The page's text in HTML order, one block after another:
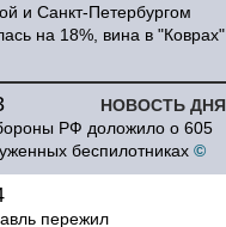
и Санкт-Петербургом
на 18%, вина в "Коврах"
НОВОСТЬ ДНЯ
РФ доложило о 605
беспилотниках ©
пережил